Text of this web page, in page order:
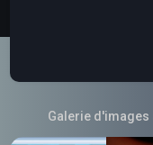
Galerie